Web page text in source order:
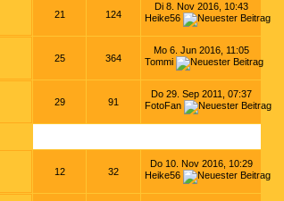
21 124
Di 8. Nov 2016, 10:43
Heike56
25 364
Mo 6. Jun 2016, 11:05
Tommi
29 91
Do 29. Sep 2011, 07:37
FotoFan
12 32
Do 10. Nov 2016, 10:29
Heike56